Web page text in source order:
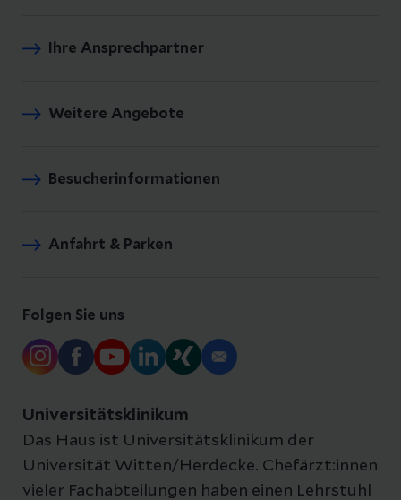
Ihre Ansprechpartner
Weitere Angebote
Besucherinformationen
Anfahrt & Parken
Folgen Sie uns
Universitätsklinikum
Das Haus ist Universitätsklinikum der
Universität Witten/Herdecke. Chefärzt:innen
vieler Fachabteilungen haben einen Lehrstuhl